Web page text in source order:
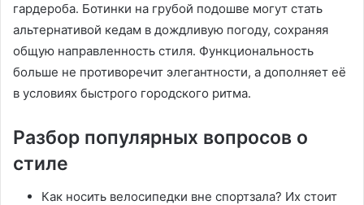
гардероба․ Ботинки на грубой подошве могут стать
альтернативой кедам в дождливую погоду, сохраняя
общую направленность стиля․ Функциональность
больше не противоречит элегантности, а дополняет её
в условиях быстрого городского ритма․
Разбор популярных вопросов о
стиле
Как носить велосипедки вне спортзала? Их стоит